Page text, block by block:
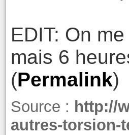
EDIT: On
mais 6
(Permalink)
Source : http://
autres-torsion-